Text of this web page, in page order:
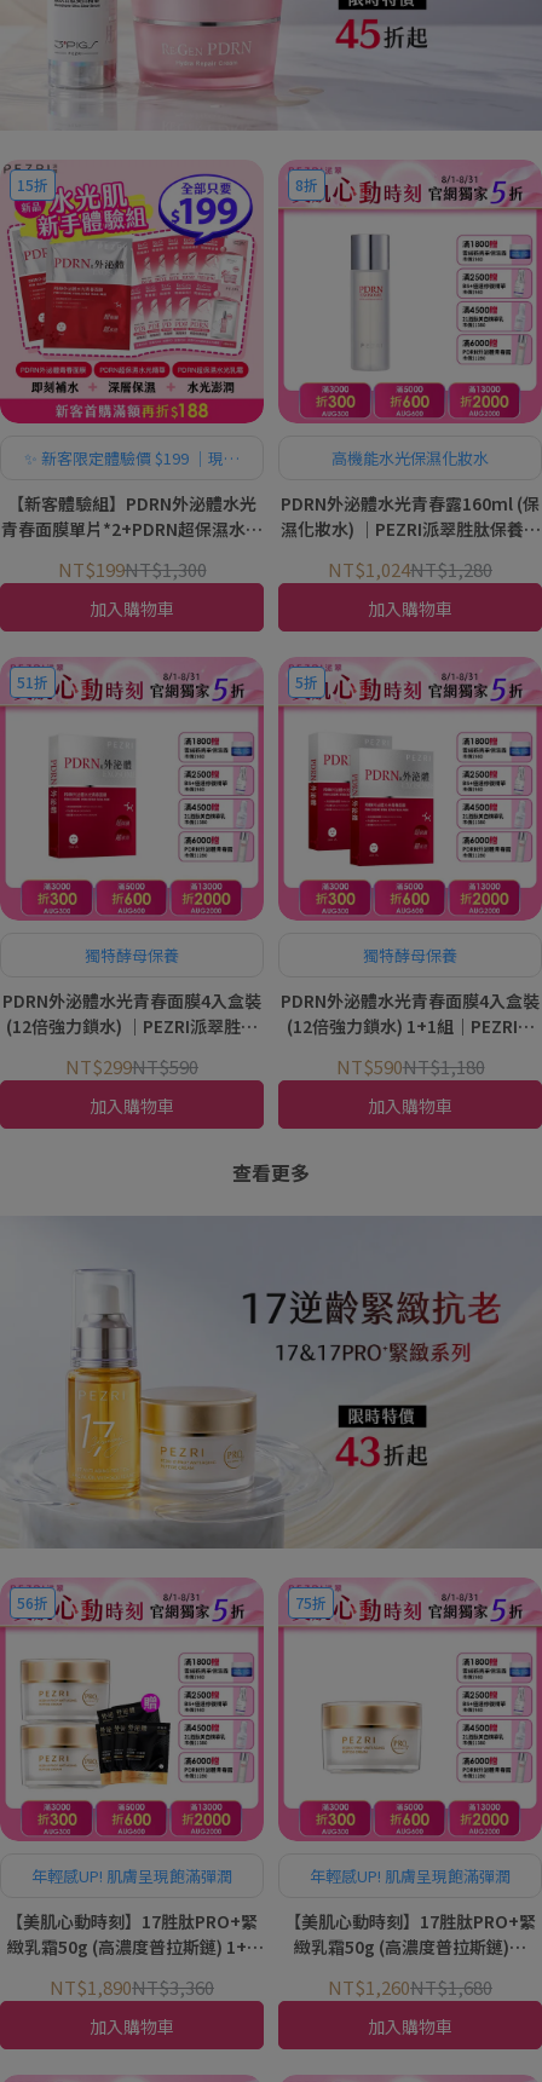
15折
✨ 新客限定體驗價 $199 ｜現省
【新客體驗組】PDRN外泌體水光
青春面膜單片*2+PDRN超保濕水光
2g*5｜PEZRI派翠胜肽保養專家
NT$199NT$1,300
加入購物車
8折
高機能水光保濕化妝水
PDRN外泌體水光青春露160ml (保
濕化妝水) ｜PEZRI派翠胜肽保養專
NT$1,024NT$1,280
加入購物車
51折
獨特酵母保養
PDRN外泌體水光青春面膜4入盒裝
(12倍強力鎖水) ｜PEZRI派翠胜肽
NT$299NT$590
加入購物車
5折
獨特酵母保養
PDRN外泌體水光青春面膜4入盒裝
(12倍強力鎖水) 1+1組｜PEZRI派
NT$590NT$1,180
加入購物車
查看更多
56折
年輕感UP! 肌膚呈現飽滿彈潤
【美肌心動時刻】17胜肽PRO+緊
緻乳霜50g (高濃度普拉斯鏈) 1+1
NT$1,890NT$3,360
加入購物車
75折
年輕感UP! 肌膚呈現飽滿彈潤
【美肌心動時刻】17胜肽PRO+緊
緻乳霜50g (高濃度普拉斯鏈)｜
NT$1,260NT$1,680
加入購物車